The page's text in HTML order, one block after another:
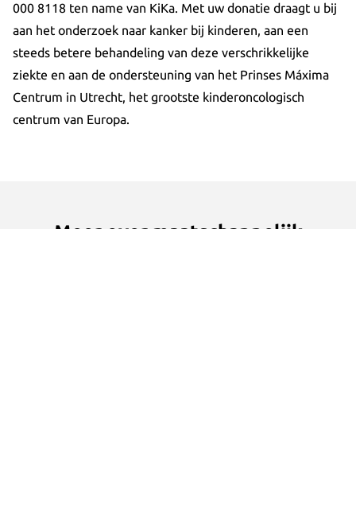
000 8118 ten name van KiKa. Met uw donatie draagt u bij
aan het onderzoek naar kanker bij kinderen, aan een
steeds betere behandeling van deze verschrikkelijke
ziekte en aan de ondersteuning van het Prinses Máxima
Centrum in Utrecht, het grootste kinderoncologisch
centrum van Europa.
Meer over maatschappelijk